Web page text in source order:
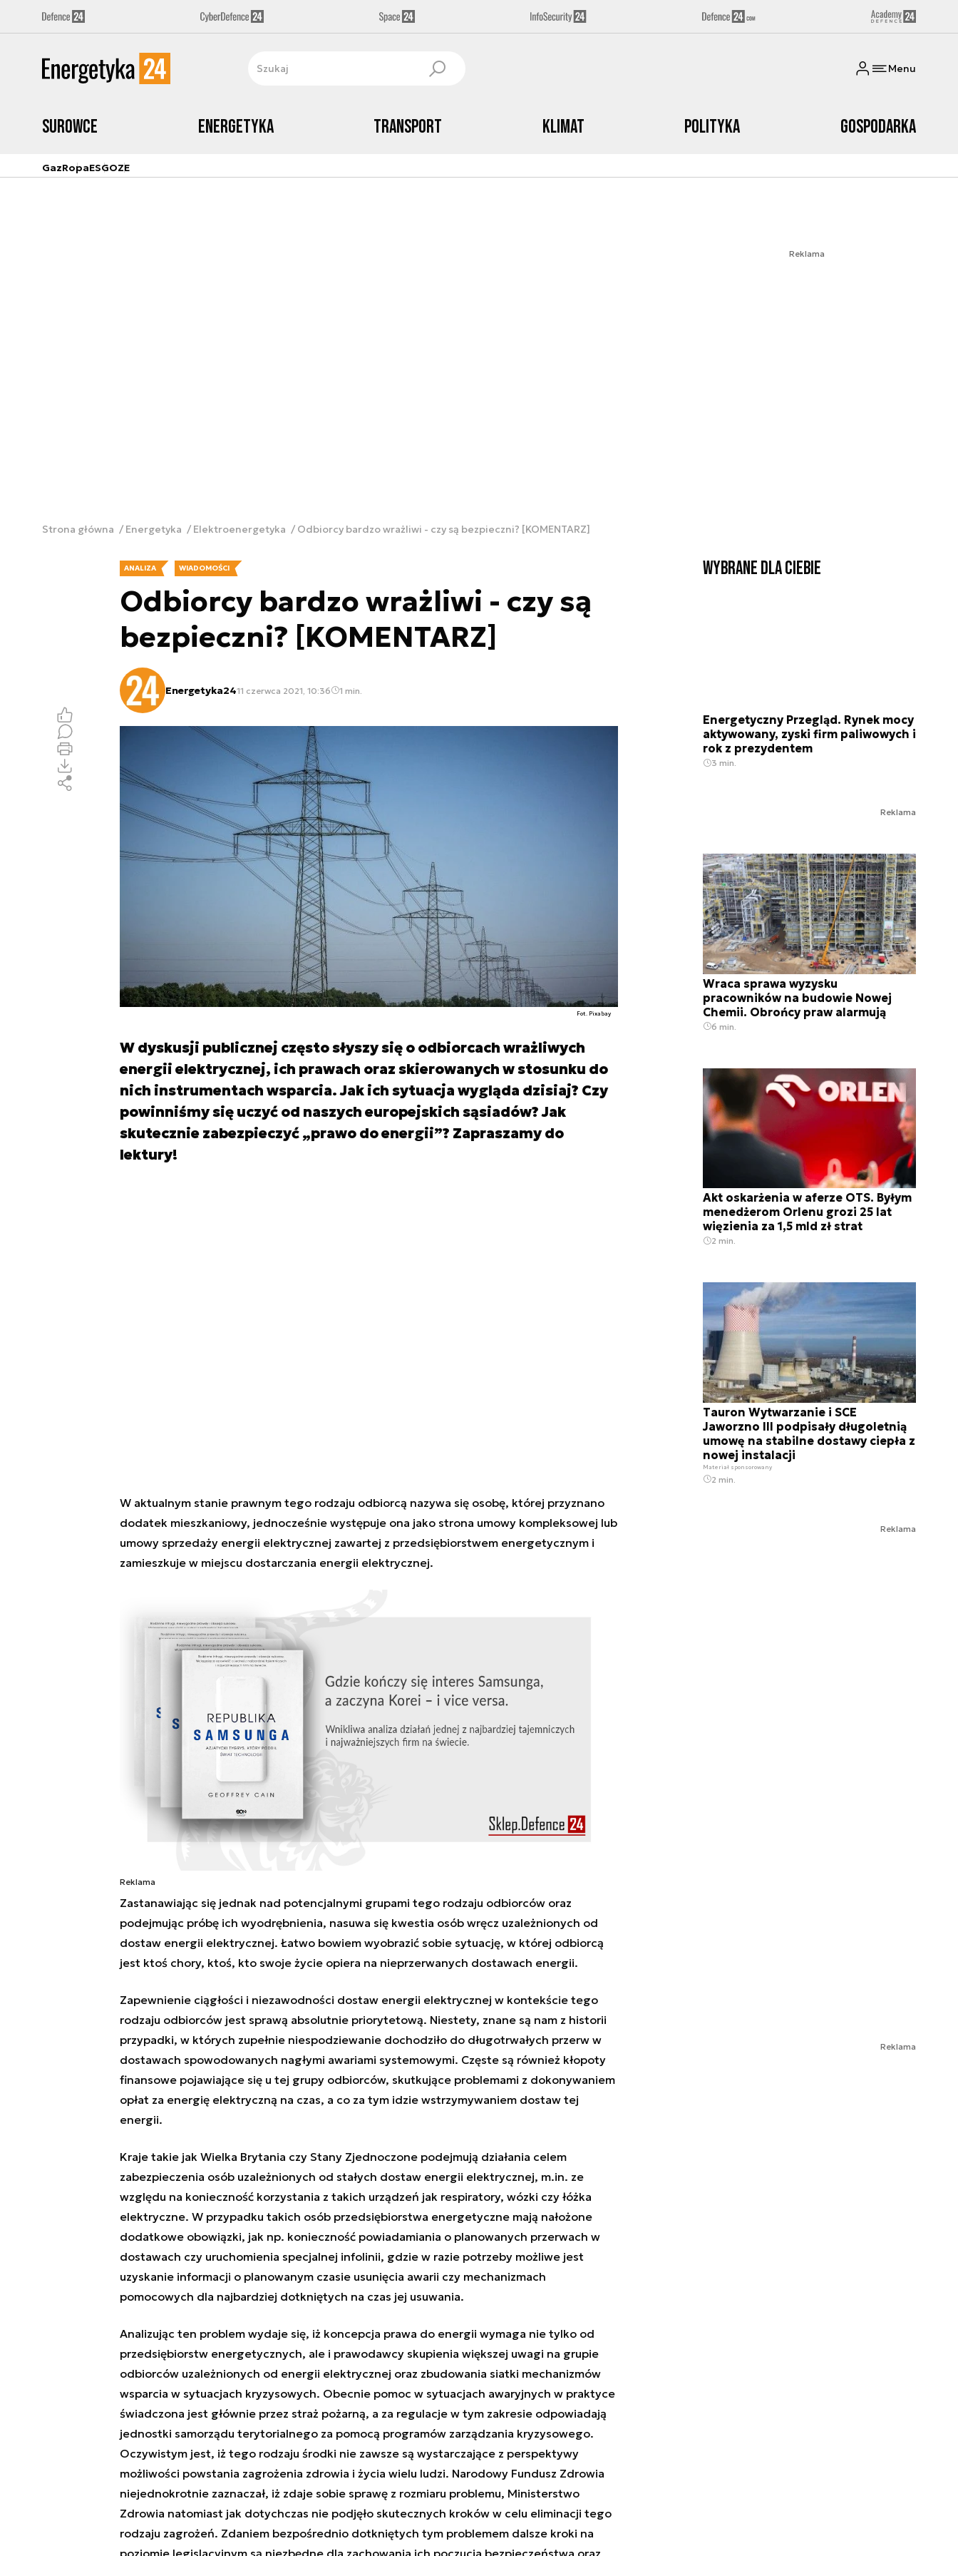
Menu
Surowce Energetyka Transport Klimat Polityka Gospodarka
GazRopaESGOZE
Reklama
Strona główna Energetyka Elektroenergetyka Odbiorcy bardzo wrażliwi - czy są bezpieczni? [KOMENTARZ]
ANALIZA WIADOMOŚCI
Odbiorcy bardzo wrażliwi - czy są
bezpieczni? [KOMENTARZ]
Energetyka2411 czerwca 2021, 10:36 1 min.
Fot. Pixabay
W dyskusji publicznej często słyszy się o odbiorcach wrażliwych
energii elektrycznej, ich prawach oraz skierowanych w stosunku do
nich instrumentach wsparcia. Jak ich sytuacja wygląda dzisiaj? Czy
powinniśmy się uczyć od naszych europejskich sąsiadów? Jak
skutecznie zabezpieczyć „prawo do energii”? Zapraszamy do
lektury!
W aktualnym stanie prawnym tego rodzaju odbiorcą nazywa się osobę, której przyznano
dodatek mieszkaniowy, jednocześnie występuje ona jako strona umowy kompleksowej lub
umowy sprzedaży energii elektrycznej zawartej z przedsiębiorstwem energetycznym i
zamieszkuje w miejscu dostarczania energii elektrycznej.
Reklama
Zastanawiając się jednak nad potencjalnymi grupami tego rodzaju odbiorców oraz
podejmując próbę ich wyodrębnienia, nasuwa się kwestia osób wręcz uzależnionych od
dostaw energii elektrycznej. Łatwo bowiem wyobrazić sobie sytuację, w której odbiorcą
jest ktoś chory, ktoś, kto swoje życie opiera na nieprzerwanych dostawach energii.
Zapewnienie ciągłości i niezawodności dostaw energii elektrycznej w kontekście tego
rodzaju odbiorców jest sprawą absolutnie priorytetową. Niestety, znane są nam z historii
przypadki, w których zupełnie niespodziewanie dochodziło do długotrwałych przerw w
dostawach spowodowanych nagłymi awariami systemowymi. Częste są również kłopoty
finansowe pojawiające się u tej grupy odbiorców, skutkujące problemami z dokonywaniem
opłat za energię elektryczną na czas, a co za tym idzie wstrzymywaniem dostaw tej
energii.
Kraje takie jak Wielka Brytania czy Stany Zjednoczone podejmują działania celem
zabezpieczenia osób uzależnionych od stałych dostaw energii elektrycznej, m.in. ze
względu na konieczność korzystania z takich urządzeń jak respiratory, wózki czy łóżka
elektryczne. W przypadku takich osób przedsiębiorstwa energetyczne mają nałożone
dodatkowe obowiązki, jak np. konieczność powiadamiania o planowanych przerwach w
dostawach czy uruchomienia specjalnej infolinii, gdzie w razie potrzeby możliwe jest
uzyskanie informacji o planowanym czasie usunięcia awarii czy mechanizmach
pomocowych dla najbardziej dotkniętych na czas jej usuwania.
Analizując ten problem wydaje się, iż koncepcja prawa do energii wymaga nie tylko od
przedsiębiorstw energetycznych, ale i prawodawcy skupienia większej uwagi na grupie
odbiorców uzależnionych od energii elektrycznej oraz zbudowania siatki mechanizmów
wsparcia w sytuacjach kryzysowych. Obecnie pomoc w sytuacjach awaryjnych w praktyce
świadczona jest głównie przez straż pożarną, a za regulacje w tym zakresie odpowiadają
jednostki samorządu terytorialnego za pomocą programów zarządzania kryzysowego.
Oczywistym jest, iż tego rodzaju środki nie zawsze są wystarczające z perspektywy
możliwości powstania zagrożenia zdrowia i życia wielu ludzi. Narodowy Fundusz Zdrowia
niejednokrotnie zaznaczał, iż zdaje sobie sprawę z rozmiaru problemu, Ministerstwo
Zdrowia natomiast jak dotychczas nie podjęło skutecznych kroków w celu eliminacji tego
rodzaju zagrożeń. Zdaniem bezpośrednio dotkniętych tym problemem dalsze kroki na
poziomie legislacyjnym są niezbędne dla zachowania ich poczucia bezpieczeństwa oraz
Wybrane dla Ciebie
Energetyczny Przegląd. Rynek mocy
aktywowany, zyski firm paliwowych i
rok z prezydentem
3 min.
Reklama
Wraca sprawa wyzysku
pracowników na budowie Nowej
Chemii. Obrońcy praw alarmują
6 min.
Akt oskarżenia w aferze OTS. Byłym
menedżerom Orlenu grozi 25 lat
więzienia za 1,5 mld zł strat
2 min.
Tauron Wytwarzanie i SCE
Jaworzno III podpisały długoletnią
umowę na stabilne dostawy ciepła z
nowej instalacji
Materiał sponsorowany
2 min.
Reklama
Reklama